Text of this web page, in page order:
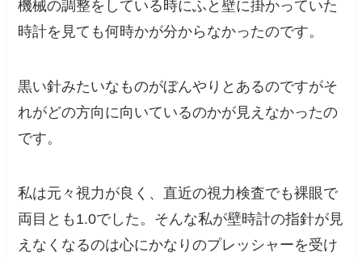
機械の調整をしている時にふと壁に掛かっていた
時計を見ても何時かが分からなかったのです。
黒い針みたいなものがぼんやりとあるのですがそ
れがどの方向に向いているのかが見えなかったの
です。
私は元々視力が良く、直近の視力検査でも裸眼で
両目とも1.0でした。そんな私が壁時計の指針が見
えなくなるのは心にかなりのプレッシャーを受け